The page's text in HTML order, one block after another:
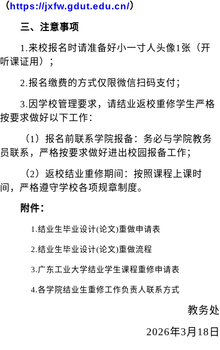
（https://jxfw.gdut.edu.cn/）
三、注意事项
1.来校报名时请准备好小一寸人头像1张（开
听课证用）；
2.报名缴费的方式仅限微信扫码支付；
3.因学校管理要求，请结业返校重修学生严格
按要求做好以下工作：
（1）报名前联系学院报备：务必与学院教务
员联系，严格按要求做好进出校园报备工作；
（2）返校结业重修期间：按照课程上课时
间，严格遵守学校各项规章制度。
附件：
1.结业生毕业设计(论文)重做申请表
2.结业生毕业设计(论文)重做流程
3.广东工业大学结业学生课程重修申请表
4.各学院结业生重修工作负责人联系方式
教务处
2026年3月 18 日